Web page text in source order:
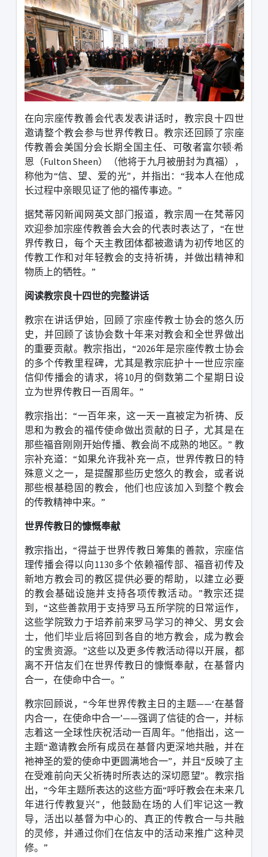
在向宗座传教善会代表发表讲话时，教宗良十四世
邀请整个教会参与世界传教日。教宗还回顾了宗座
传教善会美国分会长期全国主任、可敬者富尔顿·希
恩（Fulton Sheen）（他将于九月被册封为真福），
称他为“信、望、爱的光”，并指出：“我本人在他成
长过程中亲眼见证了他的福传事迹。”
据梵蒂冈新闻网英文部门报道，教宗周一在梵蒂冈
欢迎参加宗座传教善会大会的代表时表达了，“在世
界传教日，每个天主教团体都被邀请为初传地区的
传教工作和对年轻教会的支持祈祷，并做出精神和
物质上的牺牲。”
阅读教宗良十四世的完整讲话
教宗在讲话伊始，回顾了宗座传教士协会的悠久历
史，并回顾了该协会数十年来对教会和全世界做出
的重要贡献。教宗指出，“2026年是宗座传教士协会
的多个传教里程碑，尤其是教宗庇护十一世应宗座
信仰传播会的请求，将10月的倒数第二个星期日设
立为世界传教日一百周年。”
教宗指出：“一百年来，这一天一直被定为祈祷、反
思和为教会的福传使命做出贡献的日子，尤其是在
那些福音刚刚开始传播、教会尚不成熟的地区。” 教
宗补充道：“如果允许我补充一点，世界传教日的特
殊意义之一，是提醒那些历史悠久的教会，或者说
那些根基稳固的教会，他们也应该加入到整个教会
的传教精神中来。”
世界传教日的慷慨奉献
教宗指出，“得益于世界传教日筹集的善款，宗座信
理传播会得以向1130多个依赖福传部、福音初传及
新地方教会司的教区提供必要的帮助，以建立必要
的教会基础设施并支持各项传教活动。”教宗还提
到，“这些善款用于支持罗马五所学院的日常运作，
这些学院致力于培养前来罗马学习的神父、男女会
士，他们毕业后将回到各自的地方教会，成为教会
的宝贵资源。”这些以及更多传教活动得以开展，都
离不开信友们在世界传教日的慷慨奉献，在基督内
合一，在使命中合一。”
教宗回顾说，“今年世界传教主日的主题——‘在基督
内合一，在使命中合一’——强调了信徒的合一，并标
志着这一全球性庆祝活动一百周年。”他指出，这一
主题“邀请教会所有成员在基督内更深地共融，并在
祂神圣的爱的使命中更圆满地合一”，并且“反映了主
在受难前向天父祈祷时所表达的深切愿望”。 教宗指
出，“今年主题所表达的这些方面“呼吁教会在未来几
年进行传教复兴”，他鼓励在场的人们牢记这一教
导，活出以基督为中心的、真正的传教合一与共融
的灵修，并通过你们在信友中的活动来推广这种灵
修。”